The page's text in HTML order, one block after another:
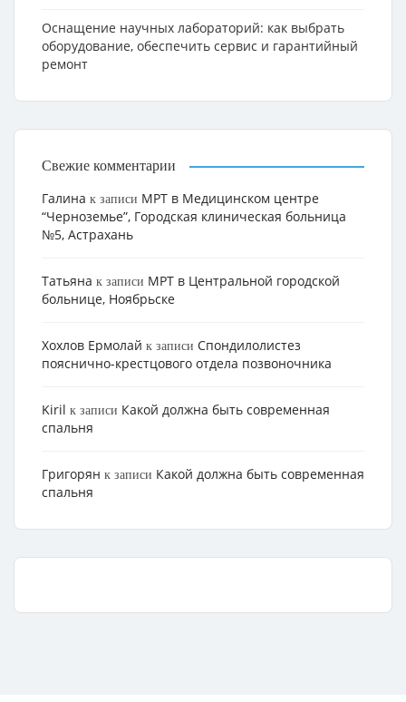
Оснащение научных лабораторий: как выбрать
оборудование, обеспечить сервис и гарантийный
ремонт
Свежие комментарии
Галина к записи МРТ в Медицинском центре
“Черноземье”, Городская клиническая больница
№5, Астрахань
Татьяна к записи МРТ в Центральной городской
больнице, Ноябрьске
Хохлов Ермолай к записи Cпондилолистез
пояснично-крестцового отдела позвоночника
Kiril к записи Какой должна быть современная
спальня
Григорян к записи Какой должна быть современная
спальня